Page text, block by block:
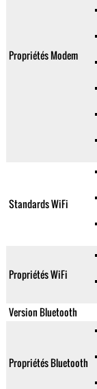
Propriétés Modem
Standards WiFi
Propriétés WiFi
Version Bluetooth
Propriétés Bluetooth